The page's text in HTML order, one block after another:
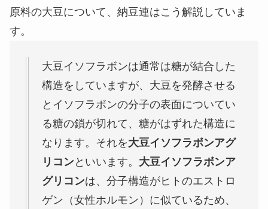
原料の大豆について、納豆連はこう解説していま
す。
大豆イソフラボンは通常は糖が結合した
構造をしていますが、大豆を発酵させる
とイソフラボンの分子の表面についてい
る糖の鎖が切れて、糖がはずれた構造に
なります。それを大豆イソフラボンアグ
リコン といいます。 大豆イソフラボンア
グリコンは、分子構造がヒトのエストロ
ゲン（女性ホルモン）に似ているため、